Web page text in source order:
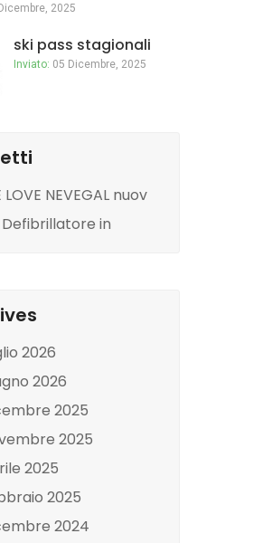
2025
ski pass stagionali
Inviato: 05 Dicembre, 2025
LOVE NEVEGAL nuov
Defibrillatore in
2026
2026
2025
2025
2025
2025
2024